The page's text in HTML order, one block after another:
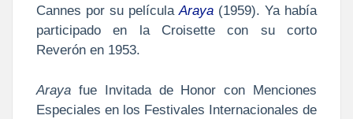
Cannes por su películaAraya (1959). Ya había
participado en la Croisette con su corto
Reverón en 1953.
Araya fue Invitada de Honor con Menciones
Especiales en los Festivales Internacionales de